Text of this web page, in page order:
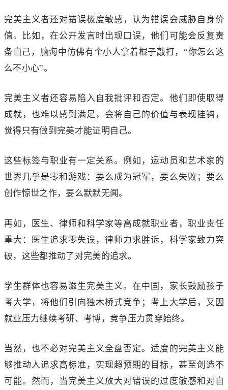
完美主义者还对错误极度敏感，认为错误会威胁自身价
值。比如，在公开发言时出现口误，他们可能会反复责
备自己，脑海中仿佛有个小人拿着棍子敲打，“你怎么这
么不小心”。
完美主义者还容易陷入自我批评和否定。他们即使取得
成就，也难以感到满足，会将自己的价值与表现挂钩，
觉得只有做到完美才能证明自己。
这些标签与职业有一定关系。例如，运动员和艺术家的
世界几乎是零和游戏：要么成为冠军，要么失败；要么
创作惊世之作，要么默默无闻。
再如，医生、律师和科学家等高成就职业者，职业责任
重大：医生追求零失误，律师力求胜诉，科学家致力突
破，这些都推动了对完美的追求。
学生群体也容易滋生完美主义。在中国，家长鼓励孩子
考大学，将他们引向独木桥式竞争；考上大学后，又因
就业压力继续考研、考博，竞争压力贯穿始终。
当然，也不必对完美主义全盘否定。适度的完美主义能
够推动人追求高标准，实现超预期的目标，甚至创造不
可能。然而，当完美主义放大对错误的过度敏感和对自